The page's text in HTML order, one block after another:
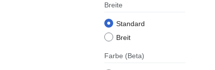
Breite
Standard
Breit
Farbe (Beta)